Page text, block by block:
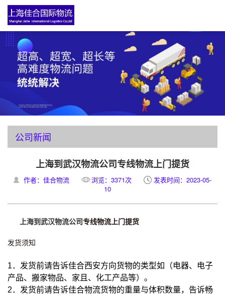
公司新闻
上海到武汉物流公司专线物流上门提货
作者：佳合物流 浏览：3371次
发表时间：2023-05-
10
上海到武汉物流公司专线物流上门提货
发货须知
1．发货前请告诉佳合西安方向货物的类型如（电器、电子
产品、搬家物品、家且、化工产品等）。
2．发货前请告诉佳合物流货物的重量与体积数量，告诉畅